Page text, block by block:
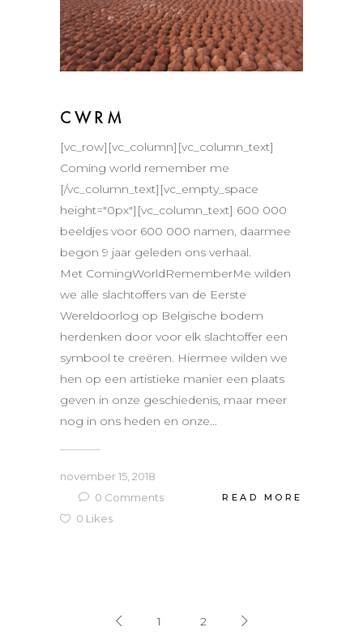
CWRM
[vc_row][vc_column][vc_column_text]
Coming world remember me
[/vc_column_text][vc_empty_space
height="0px"][vc_column_text] 600 000
beeldjes voor 600 000 namen, daarmee
begon 9 jaar geleden ons verhaal.
Met ComingWorldRememberMe wilden
we alle slachtoffers van de Eerste
Wereldoorlog op Belgische bodem
herdenken door voor elk slachtoffer een
symbool te creëren. Hiermee wilden we
hen op een artistieke manier een plaats
geven in onze geschiedenis, maar meer
nog in ons heden en onze...
november 15, 2018
0 Comments
0 Likes
READ MORE
1 2